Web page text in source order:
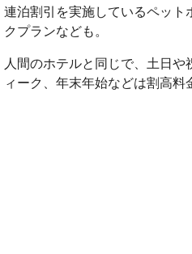
連泊割引を実施しているペット
クプランなども。
人間のホテルと同じで、土日や
ィーク、年末年始などは割高料